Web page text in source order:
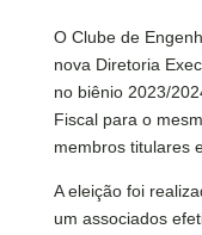
O Clube de
nova Diretoria
no biênio 2023/
Fiscal para o
membros titulares
A eleição foi
um associados